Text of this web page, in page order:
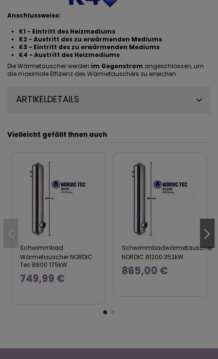
Anschlussweise:
K1 - Eintritt des Heizmediums
K2 - Austritt des zu erwärmenden Mediums
K3 - Eintritt des zu erwärmenden Mediums
K4 - Austritt des Heizmediums
Die Wärmetauscher werden im Gegenstrom angeschlossen, um
die maximale Effizienz des Wärmetauschers zu erreichen.
ARTIKELDETAILS
Vielleicht gefällt Ihnen auch
Schwimmbad
Wärmetauscher NORDIC
Tec B600 175kW
749,99 €
Schwimmbadwärmetauscher
NORDIC B1200 352kW
865,00 €